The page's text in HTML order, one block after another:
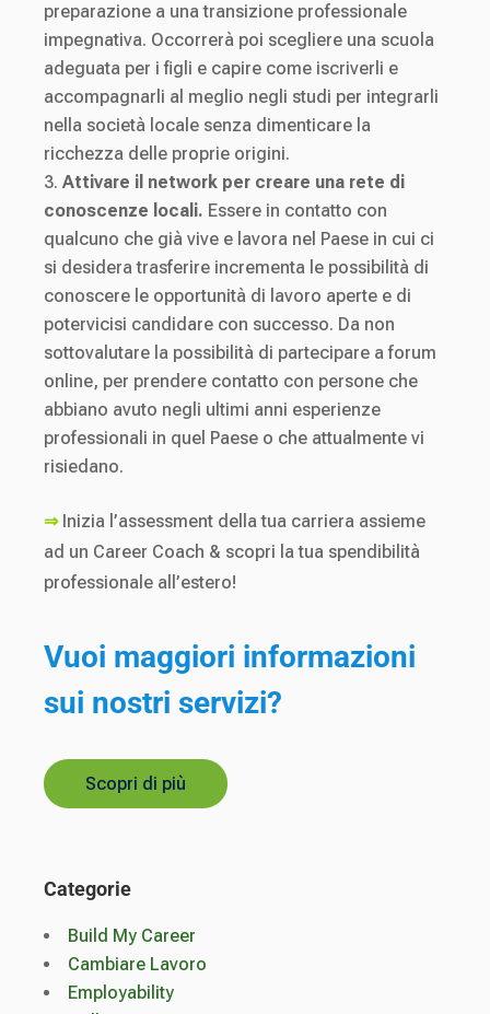
preparazione a una transizione professionale
impegnativa. Occorrerà poi scegliere una scuola
adeguata per i figli e capire come iscriverli e
accompagnarli al meglio negli studi per integrarli
nella società locale senza dimenticare la
ricchezza delle proprie origini.
Attivare il network per creare una rete di
conoscenze locali. Essere in contatto con
qualcuno che già vive e lavora nel Paese in cui ci
si desidera trasferire incrementa le possibilità di
conoscere le opportunità di lavoro aperte e di
potervicisi candidare con successo. Da non
sottovalutare la possibilità di partecipare a forum
online, per prendere contatto con persone che
abbiano avuto negli ultimi anni esperienze
professionali in quel Paese o che attualmente vi
risiedano.
⇒Inizia l’assessment della tua carriera assieme
ad un Career Coach & scopri la tua spendibilità
professionale all’estero!
Vuoi maggiori informazioni
sui nostri servizi?
Scopri di più
Categorie
Build My Career
Cambiare Lavoro
Employability